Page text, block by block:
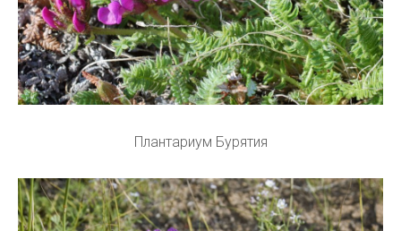
Плантариум Бурятия